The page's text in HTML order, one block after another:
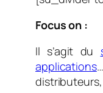
Focus on :
Il s’agit du
applications
distributeurs,